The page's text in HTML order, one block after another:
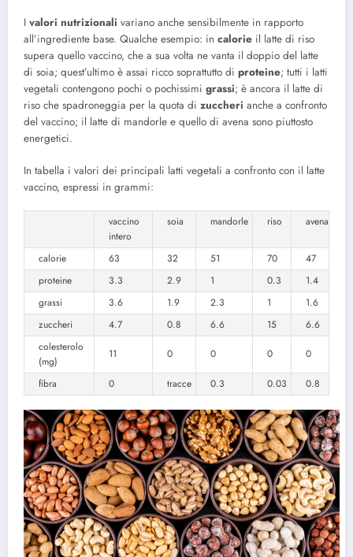
I valori nutrizionali variano anche sensibilmente in rapporto
all’ingrediente base. Qualche esempio: in calorie il latte di riso
supera quello vaccino, che a sua volta ne vanta il doppio del latte
di soia; quest’ultimo è assai ricco soprattutto di proteine; tutti i latti
vegetali contengono pochi o pochissimi grassi; è ancora il latte di
riso che spadroneggia per la quota di zuccheri anche a confronto
del vaccino; il latte di mandorle e quello di avena sono piuttosto
energetici.
In tabella i valori dei principali latti vegetali a confronto con il latte
vaccino, espressi in grammi:
vaccino
intero
soia mandorle riso avena
calorie 63 32 51 70
47
proteine
3.3 2.9 1 0.3
1.4
grassi
3.6 1.9 2.3 1
1.6
zuccheri
4.7 0.8 6.6 15
6.6
colesterolo
(mg)
11 0 0 0 0
fibra 0 tracce 0.3 0.03 0.8